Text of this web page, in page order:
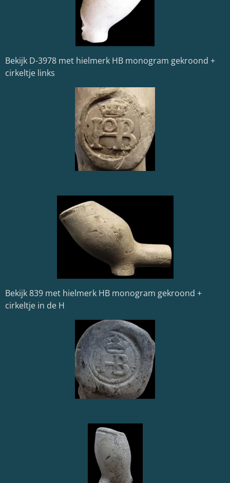
Bekijk D-3978 met hielmerk HB monogram gekroond +
cirkeltje links
Bekijk 839 met hielmerk HB monogram gekroond +
cirkeltje in de H